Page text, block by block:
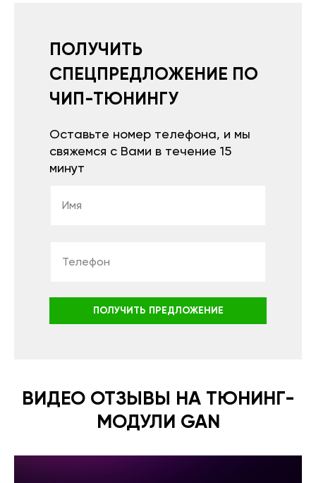
ПОЛУЧИТЬ
СПЕЦПРЕДЛОЖЕНИЕ ПО
ЧИП-ТЮНИНГУ
Оставьте номер телефона, и мы
свяжемся с Вами в течение 15
минут
ПОЛУЧИТЬ ПРЕДЛОЖЕНИЕ
ВИДЕО ОТЗЫВЫ НА ТЮНИНГ-
МОДУЛИ GAN